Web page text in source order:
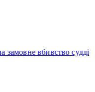
замовне вбивство судді